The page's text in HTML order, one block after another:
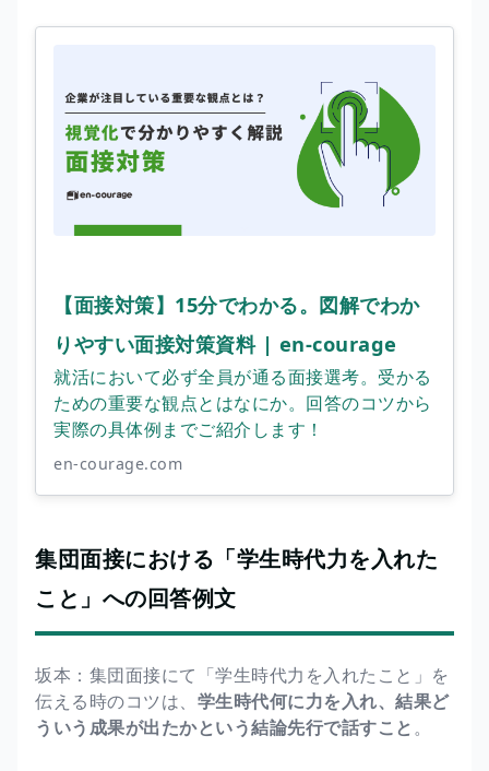
【面接対策】15分でわかる。図解でわか
りやすい面接対策資料 | en-courage
就活において必ず全員が通る面接選考。受かる
ための重要な観点とはなにか。回答のコツから
実際の具体例までご紹介します！
en-courage.com
集団面接における「学生時代力を入れた
こと」への回答例文
坂本：集団面接にて「学生時代力を入れたこと」を
伝える時のコツは、 学生時代何に力を入れ、結果ど
ういう成果が出たかという結論先行で話すこと。